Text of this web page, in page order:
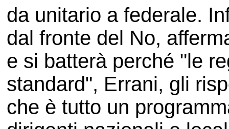
da unitario a federale.
dal fronte del No,
e si batterà perché "le
standard", Errani, gli
che è tutto un